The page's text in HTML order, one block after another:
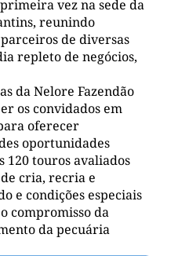
vez na sede da
reunindo
de diversas
repleto de negócios,
da Nelore Fazendão
os convidados em
oferecer
oportunidades
120 touros avaliados
cria, recria e
e condições especiais
compromisso da
da pecuária